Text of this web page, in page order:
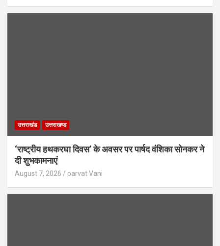
उत्तराखंड उत्तराखण्ड
‘राष्ट्रीय हथकरघा दिवस’ के अवसर पर पार्षद वंशिका सोनकर ने
दी शुभकामनाएं
August 7, 2026 parvat Vani